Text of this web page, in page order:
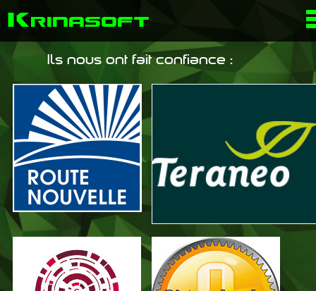
Krinasoft
Ils nous ont fait confiance :